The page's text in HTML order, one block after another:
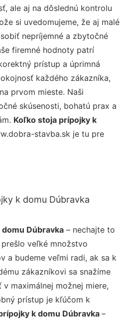
ale aj na dôslednú kontrolu
si uvedomujeme, že aj malé
nepríjemné a zbytočné
firemné hodnoty patrí
prístup a úprimná
každého zákazníka,
prvom mieste. Naši
skúsenosti, bohatú prax a
Koľko stoja prípojky k
stavba.sk je tu pre
Dúbravka – nechajte to
veľké množstvo
a budeme veľmi radi, ak sa k
zákazníkovi sa snažíme
maximálnej možnej miere,
prístup je kľúčom k
k domu Dúbravka –